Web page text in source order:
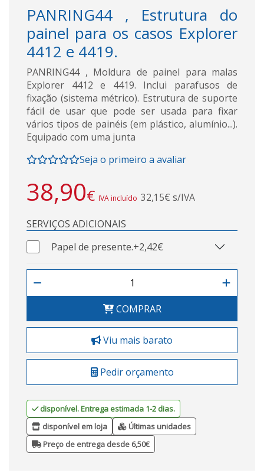
PANRING44 , Estrutura do
painel para os casos Explorer
4412 e 4419.
PANRING44 , Moldura de painel para malas
Explorer 4412 e 4419. Inclui parafusos de
fixação (sistema métrico). Estrutura de suporte
fácil de usar que pode ser usada para fixar
vários tipos de painéis (em plástico, alumínio...).
Equipado com uma junta
Seja o primeiro a avaliar
38,90€ IVA incluído 32,15€ s/IVA
SERVIÇOS ADICIONAIS
Papel de presente.+2,42€
COMPRAR
Viu mais barato
Pedir orçamento
disponível. Entrega estimada 1-2 dias.
disponível em loja
Últimas unidades
Preço de entrega desde 6,50€